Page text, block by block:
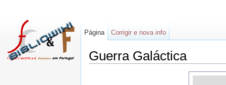
Guerra Galáctica
Página Corrigir e nova info